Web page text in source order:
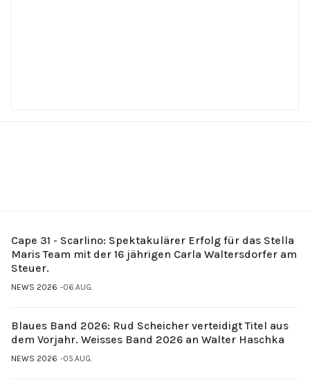
Cape 31 - Scarlino: Spektakulärer Erfolg für das Stella
Maris Team mit der 16 jährigen Carla Waltersdorfer am
Steuer.
NEWS 2026 06.AUG.
Blaues Band 2026: Rud Scheicher verteidigt Titel aus
dem Vorjahr. Weisses Band 2026 an Walter Haschka
NEWS 2026 05.AUG.